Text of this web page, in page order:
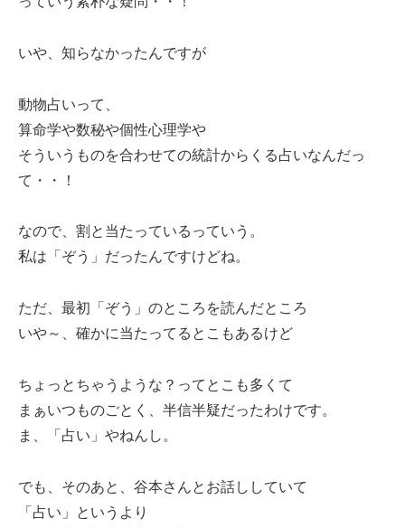
いや、知らなかったんですが
動物占いって、
算命学や数秘や個性心理学や
そういうものを合わせての統計からくる占いなんだっ
て・・！
なので、割と当たっているっていう。
私は「ぞう」だったんですけどね。
ただ、最初「ぞう」のところを読んだところ
いや～、確かに当たってるとこもあるけど
ちょっとちゃうような？ってとこも多くて
まぁいつものごとく、半信半疑だったわけです。
ま、「占い」やねんし。
でも、そのあと、谷本さんとお話ししていて
「占い」というより